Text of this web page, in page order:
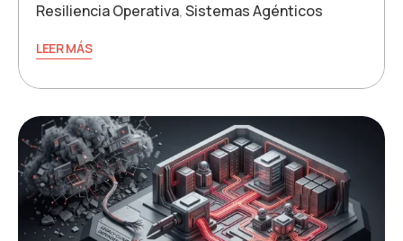
Resiliencia Operativa,Sistemas Agénticos
LEER MÁS